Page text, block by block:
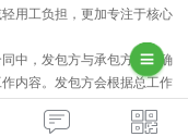
用工负担，更加专注于核心
中，发包方与承包方会明确
内容。发包方会根据总工作
务
受《民法典》规制，仅按